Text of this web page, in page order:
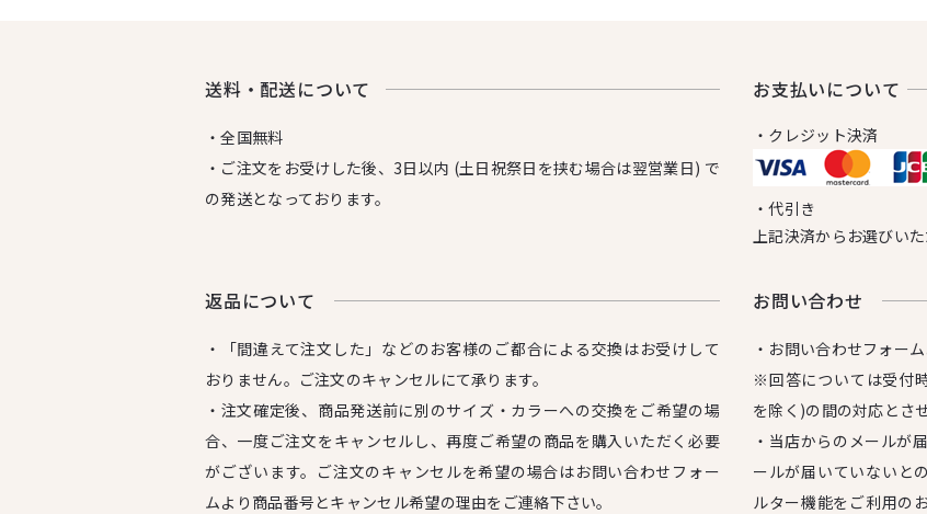
送料・配送について
・全国無料
・ご注文をお受けした後、3日以内 (土日祝祭日を挟む場合は翌営業日) で
の発送となっております。
お⽀払いについて
・クレジット決済
・代引き
上記決済からお選びいた
返品について
・「間違えて注文した」などのお客様のご都合による交換はお受けして
おりません。ご注文のキャンセルにて承ります。
・注文確定後、商品発送前に別のサイズ・カラーへの交換をご希望の場
合、一度ご注文をキャンセルし、再度ご希望の商品を購入いただく必要
がございます。ご注文のキャンセルを希望の場合はお問い合わせフォー
ムより商品番号とキャンセル希望の理由をご連絡下さい。
お問い合わせ
・お問い合わせフォー
※回答については受付
を除く)の間の対応とさ
・当店からのメールが
ールが届いていないと
ルター機能をご利用の